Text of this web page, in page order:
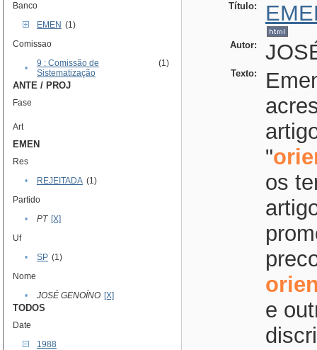
Banco
EMEN (1)
Comissao
•
9 : Comissão de
Sistematização
(1)
ANTE / PROJ
Fase
Art
EMEN
Res
•
REJEITADA (1)
Partido
•
PT [X]
Uf
•
SP (1)
Nome
•
JOSÉ GENOÍNO [X]
TODOS
Date
1988
Título:
Autor:
Texto:
"
os
e